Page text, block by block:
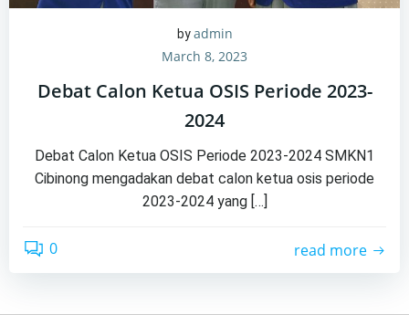
byadmin
March 8, 2023
Debat Calon Ketua OSIS Periode 2023-
2024
Debat Calon Ketua OSIS Periode 2023-2024 SMKN1
Cibinong mengadakan debat calon ketua osis periode
2023-2024 yang […]
0 read more